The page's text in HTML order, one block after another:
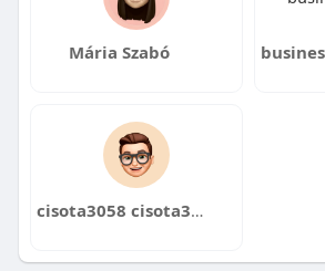
Mária Szabó
cisota3058 cisota3058